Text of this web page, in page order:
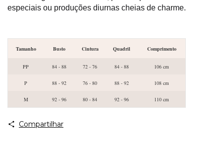
especiais ou produções diurnas cheias de charme.
Tamanho Busto Cintura Quadril Comprimento
PP 84 - 88 72 - 76 84 - 88 106 cm
P 88 - 92 76 - 80 88 - 92 108 cm
M 92 - 96 80 - 84 92 - 96 110 cm
Compartilhar